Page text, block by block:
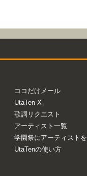
ココだけメール
UtaTen X
歌詞リクエスト
アーティスト一覧
学園祭にアーティスト
UtaTenの使い方